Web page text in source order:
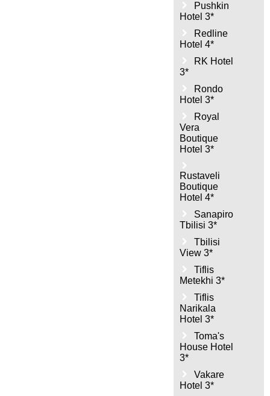
Pushkin
Hotel 3*
Redline
Hotel 4*
RK Hotel
3*
Rondo
Hotel 3*
Royal
Vera
Boutique
Hotel 3*
Rustaveli
Boutique
Hotel 4*
Sanapiro
Tbilisi 3*
Tbilisi
View 3*
Tiflis
Metekhi 3*
Tiflis
Narikala
Hotel 3*
Toma's
House Hotel
3*
Vakare
Hotel 3*